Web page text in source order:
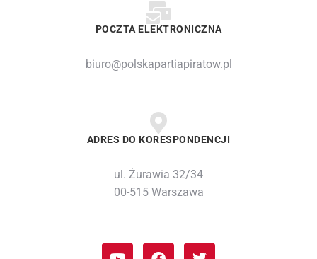
POCZTA ELEKTRONICZNA
biuro@polskapartiapiratow.pl
ADRES DO KORESPONDENCJI
ul. Żurawia 32/34
00-515 Warszawa